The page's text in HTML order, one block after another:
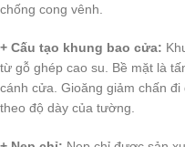
chống cong vênh.
+ Cấu tạo khung bao cửa:
từ gỗ ghép cao su. Bề mặt là
cánh cửa. Gioăng giảm chấn
theo độ dày của tường.